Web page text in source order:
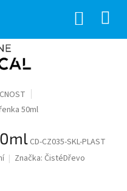
50ml
CD-CZ035-SKL-PLAST
Značka: ČistéDřevo